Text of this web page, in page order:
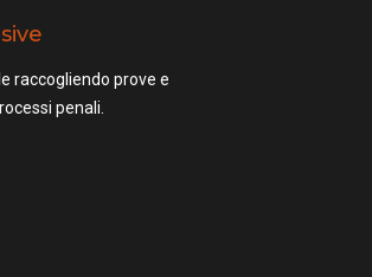
raccogliendo prove e
penali.